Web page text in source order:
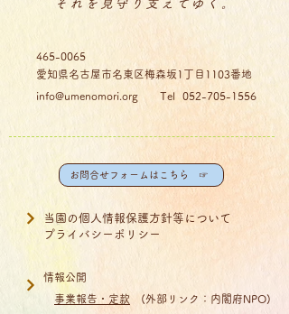
それを見守り支えてゆく。​
465-0065
愛知県名古屋市名東区梅森坂1丁目1103番地​
info@umenomori.org Tel 052-705-1556
お問合せフォームはこちら ☞
当園の個人情報保護方針等について
プライバシーポリシー
情報公開
事業報告・定款 (外部リンク：内閣府NPO)